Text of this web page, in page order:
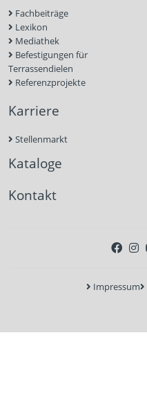
Fachbeiträge
Lexikon
Mediathek
Befestigungen für
Terrassendielen
Referenzprojekte
Karriere
Stellenmarkt
Kataloge
Kontakt
Impressum